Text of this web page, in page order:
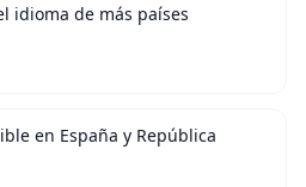
idioma de más países
en España y República